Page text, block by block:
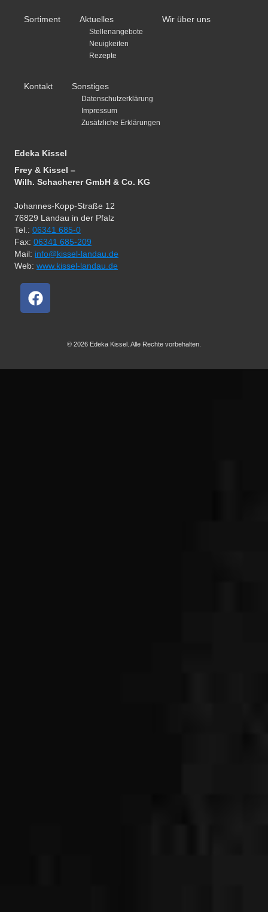
Sortiment Aktuelles
Stellenangebote
Neuigkeiten
Rezepte
Wir über uns
Kontakt Sonstiges
Datenschutzerklärung
Impressum
Zusätzliche Erklärungen
Edeka Kissel
Frey & Kissel –
Wilh. Schacherer GmbH & Co. KG
Johannes-Kopp-Straße 12
76829 Landau in der Pfalz
Tel.: 06341 685-0
Fax: 06341 685-209
Mail: info@kissel-landau.de
Web: www.kissel-landau.de
© 2026 Edeka Kissel. Alle Rechte vorbehalten.